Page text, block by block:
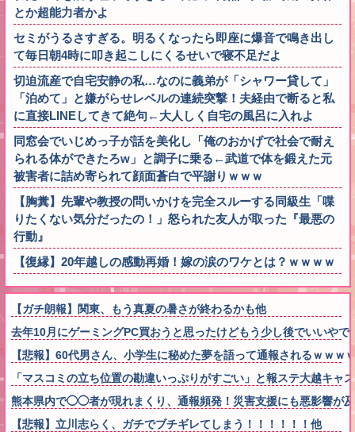
とか超能力者かよ
セミがうるさすぎる。明るくなったら即座に爆音で鳴き出し
て毎日朝4時に叩き起こしにくるせいで寝不足だよ
切迫流産で自宅安静の私…なのに義弟が「シャワー貸して」
「泊めて」と嫌がらせレベルの連続突撃！夫経由で断ると私
に直接LINEしてきて絶句←大人しく自宅の風呂に入れよ
同窓会でいじめっ子が話を美化し「俺のおかげで社会で耐え
られる体ができたろw」と調子に乗る←武道で体を鍛えた元
被害者に詰め寄られて顔面蒼白で平謝りｗｗｗ
【胸糞】先輩や教授の問いかけを完全スルーする同級生「喋
りたくない気分だったの！」怒られた友人が取った『最悪の
行動』
【復縁】20年越しの感動再婚！嫁の涙のワケとは？ｗｗｗｗ
【ガチ朗報】関東、もう真夏の暑さが終わるかも他
去年10月にゲーミングPC買おうと思ったけどもう少し後でいいや
【悲報】60代男さん、小学生に秘めた夢を語って通報されるｗｗｗ
「マスコミの立ち位置の勘違いっぷりがすごい」と報ステ大越キ
熊本県内で◯◯者が現れまくり、通報頻発！災害支援にも悪影響が
【悲報】立川志らく、ガチでブチギレてしまう！！！！！！他